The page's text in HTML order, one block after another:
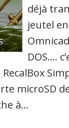
déjà
jeutel
DOS….
microSD
à…